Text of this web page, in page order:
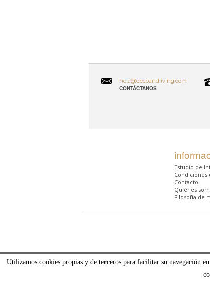
Utilizamos cookies propias y de terceros para facilitar su navegación
hola@decoandliving.com
CONTÁCTANOS
Estudio de
Condiciones
Contacto
Quiénes
Filosofía de